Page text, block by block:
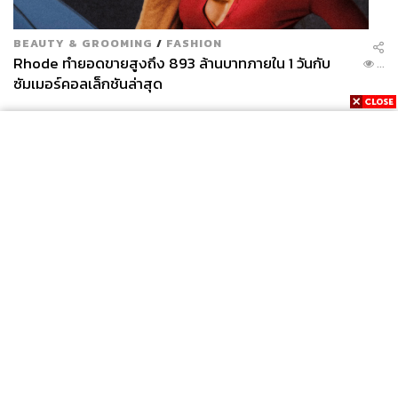
BEAUTY & GROOMING / FASHION
Rhode ทำยอดขายสูงถึง 893 ล้านบาทภายใน 1 วันกับ
ซัมเมอร์คอลเล็กชันล่าสุด
...